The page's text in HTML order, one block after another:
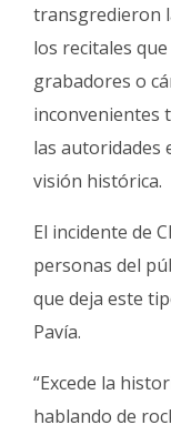
transgredieron
los recitales
grabadores o
inconvenientes
las autoridades
visión histórica.
El incidente de
personas del
que deja este
Pavía.
“Excede la
hablando de